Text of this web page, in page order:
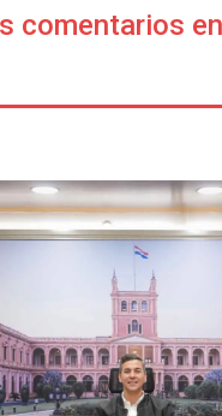
comentarios